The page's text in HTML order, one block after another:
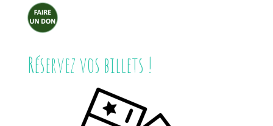
Réservez vos billets !